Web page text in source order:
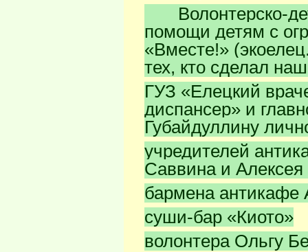
Волонтерско-
помощи детям с
«Вместе!»
тех, кто сделал
ГУЗ «Елецкий
диспансер» и
Губайдуллину
учредителей
Саввина и
бармена антикафе
суши-бар «Киото»
волонтера Ольгу